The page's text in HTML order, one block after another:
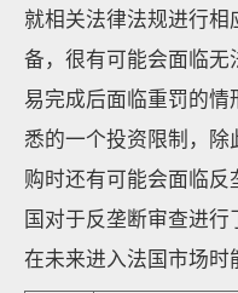
就相关法律法规进行
备，很有可能会面临
易完成后面临重罚的
悉的一个投资限制，
购时还有可能会面临
国对于反垄断审查进
在未来进入法国市场时